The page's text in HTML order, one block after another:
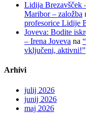
Lidija
Maribor – založba
profesorice Lidije
Joveva: Bodite
– Irena Joveva na
vključeni, aktivni!”
Arhivi
julij 2026
junij 2026
maj 2026